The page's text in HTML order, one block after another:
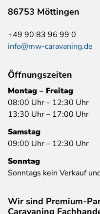
86753 Möttingen
+49 90 83 96 99 0
info@mw-caravaning.de
Öffnungszeiten
Montag – Freitag
08:00 Uhr – 12:30 Uhr
13:30 Uhr – 17:00 Uhr
Samstag
09:00 Uhr – 12:30 Uhr
Sonntag
Sonntags kein Verkauf
Wir sind Premium-
Caravaning